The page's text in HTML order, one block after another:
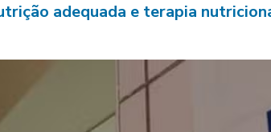
adequada e terapia